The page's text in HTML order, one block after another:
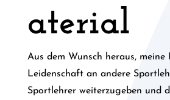
aterial
Aus dem Wunsch heraus,
Leidenschaft an andere
Sportlehrer weiterzugeben und